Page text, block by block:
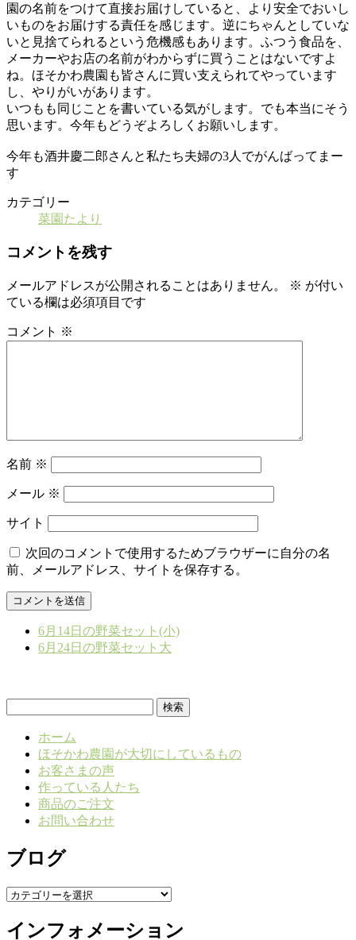
園の名前をつけて直接お届けしていると、より安全でおいし
いものをお届けする責任を感じます。逆にちゃんとしていな
いと見捨てられるという危機感もあります。ふつう食品を、
メーカーやお店の名前がわからずに買うことはないですよ
ね。ほそかわ農園も皆さんに買い支えられてやっています
し、やりがいがあります。
いつもも同じことを書いている気がします。でも本当にそう
思います。今年もどうぞよろしくお願いします。
今年も酒井慶二郎さんと私たち夫婦の3人でがんばってまー
す
カテゴリー
菜園たより
コメントを残す
メールアドレスが公開されることはありません。 ※ が付い
ている欄は必須項目です
コメント ※
名前 ※
メール ※
サイト
次回のコメントで使用するためブラウザーに自分の名
前、メールアドレス、サイトを保存する。
6月14日の野菜セット(小)
6月24日の野菜セット大
ホーム
ほそかわ農園が大切にしているもの
お客さまの声
作っている人たち
商品のご注文
お問い合わせ
ブログ
ブ
グ
インフォメーション